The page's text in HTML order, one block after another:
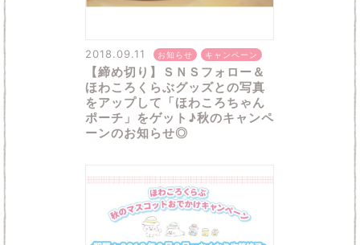
2018.09.11 お知らせ キャンペーン
【締め切り】ＳＮＳフォロー＆
ほわころくらぶグッズとの写真
をアップして「ほわころちゃん
ポーチ」をゲット♪秋のキャンペ
ーンのお知らせ◎